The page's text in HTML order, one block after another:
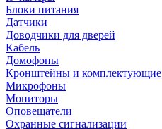
Блоки питания
Датчики
Доводчики для дверей
Кабель
Домофоны
Кронштейны и комплектующие
Микрофоны
Мониторы
Оповещатели
Охранные сигнализации